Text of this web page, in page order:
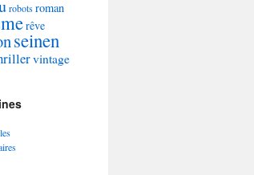
robotsroman
rêve
seinen
vintage